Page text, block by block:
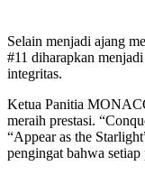
Selain menjadi ajang
#11 diharapkan
integritas.
Ketua Panitia
meraih prestasi.
“Appear as the
pengingat bahwa